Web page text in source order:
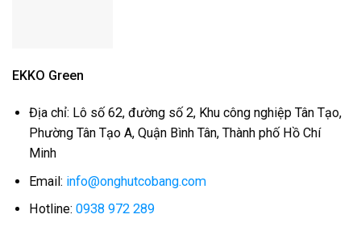
EKKO Green
Địa chỉ: Lô số 62, đường số 2, Khu công nghiệp Tân Tạo,
Phường Tân Tạo A, Quận Bình Tân, Thành phố Hồ Chí
Minh
Email: info@onghutcobang.com
Hotline: 0938 972 289